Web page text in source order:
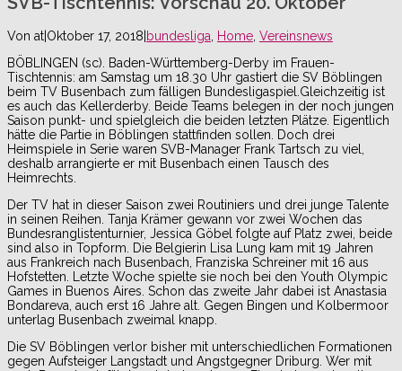
Von at|Oktober 17, 2018|bundesliga Home Vereinsnews
BÖBLINGEN (sc). Baden-Württemberg-Derby im Frauen-
Tischtennis: am Samstag um 18.30 Uhr gastiert die SV Böblingen
beim TV Busenbach zum fälligen Bundesligaspiel.Gleichzeitig ist
es auch das Kellerderby. Beide Teams belegen in der noch jungen
Saison punkt- und spielgleich die beiden letzten Plätze. Eigentlich
hätte die Partie in Böblingen stattfinden sollen. Doch drei
Heimspiele in Serie waren SVB-Manager Frank Tartsch zu viel,
deshalb arrangierte er mit Busenbach einen Tausch des
Heimrechts.
Der TV hat in dieser Saison zwei Routiniers und drei junge Talente
in seinen Reihen. Tanja Krämer gewann vor zwei Wochen das
Bundesranglistenturnier, Jessica Göbel folgte auf Platz zwei, beide
sind also in Topform. Die Belgierin Lisa Lung kam mit 19 Jahren
aus Frankreich nach Busenbach, Franziska Schreiner mit 16 aus
Hofstetten. Letzte Woche spielte sie noch bei den Youth Olympic
Games in Buenos Aires. Schon das zweite Jahr dabei ist Anastasia
Bondareva, auch erst 16 Jahre alt. Gegen Bingen und Kolbermoor
unterlag Busenbach zweimal knapp.
Die SV Böblingen verlor bisher mit unterschiedlichen Formationen
gegen Aufsteiger Langstadt und Angstgegner Driburg. Wer mit